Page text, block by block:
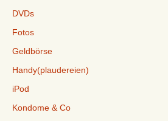
DVDs
Fotos
Geldbörse
Handy(plaudereien)
iPod
Kondome & Co